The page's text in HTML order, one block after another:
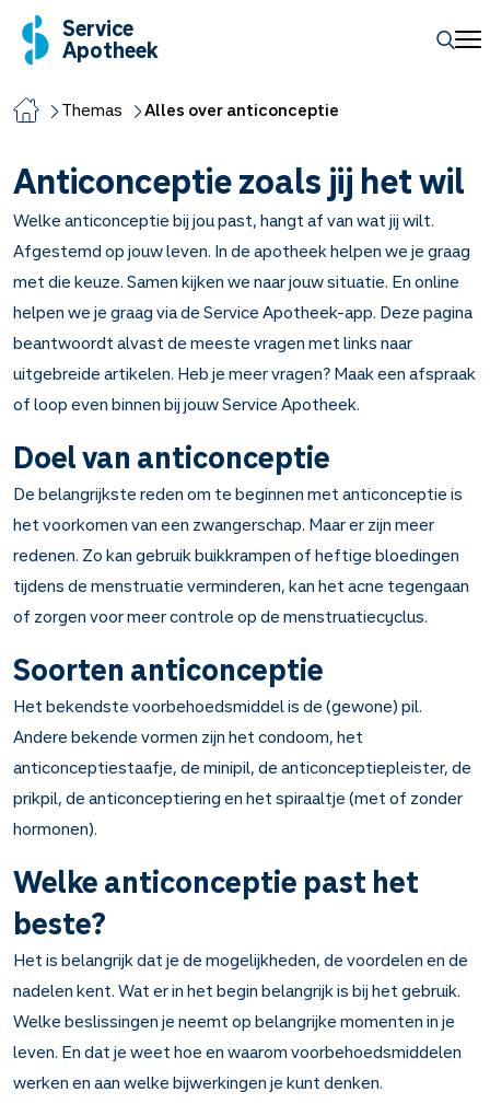
Service
Apotheek
Themas Alles over anticonceptie
Anticonceptie zoals jij het wil
Welke anticonceptie bij jou past, hangt af van wat jij wilt.
Afgestemd op jouw leven. In de apotheek helpen we je graag
met die keuze. Samen kijken we naar jouw situatie. En online
helpen we je graag via de Service Apotheek-app. Deze pagina
beantwoordt alvast de meeste vragen met links naar
uitgebreide artikelen. Heb je meer vragen? Maak een afspraak
of loop even binnen bij jouw Service Apotheek.
Doel van anticonceptie
De belangrijkste reden om te beginnen met anticonceptie is
het voorkomen van een zwangerschap. Maar er zijn meer
redenen. Zo kan gebruik buikkrampen of heftige bloedingen
tijdens de menstruatie verminderen, kan het acne tegengaan
of zorgen voor meer controle op de menstruatiecyclus.
Soorten anticonceptie
Het bekendste voorbehoedsmiddel is de (gewone) pil.
Andere bekende vormen zijn het condoom, het
anticonceptiestaafje, de minipil, de anticonceptiepleister, de
prikpil, de anticonceptiering en het spiraaltje (met of zonder
hormonen).
Welke anticonceptie past het
beste?
Het is belangrijk dat je de mogelijkheden, de voordelen en de
nadelen kent. Wat er in het begin belangrijk is bij het gebruik.
Welke beslissingen je neemt op belangrijke momenten in je
leven. En dat je weet hoe en waarom voorbehoedsmiddelen
werken en aan welke bijwerkingen je kunt denken.